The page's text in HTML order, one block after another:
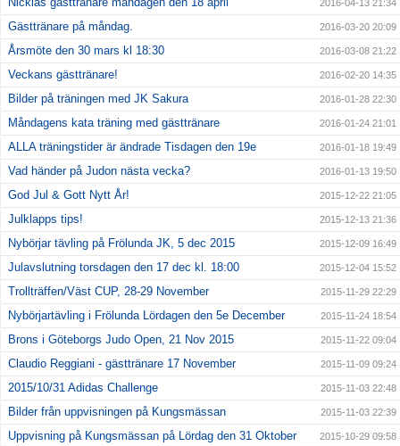
2016-04-13 21:34
Gästtränare på måndag. 2016-03-20 20:09
Årsmöte den 30 mars kl 18:30 2016-03-08 21:22
Veckans gästtränare! 2016-02-20 14:35
Bilder på träningen med JK Sakura 2016-01-28 22:30
Måndagens kata träning med gästtränare 2016-01-24 21:01
ALLA träningstider är ändrade Tisdagen den 19e 2016-01-18 19:49
Vad händer på Judon nästa vecka? 2016-01-13 19:50
God Jul & Gott Nytt År! 2015-12-22 21:05
Julklapps tips! 2015-12-13 21:36
Nybörjar tävling på Frölunda JK, 5 dec 2015 2015-12-09 16:49
Julavslutning torsdagen den 17 dec kl. 18:00 2015-12-04 15:52
Trollträffen/Väst CUP, 28-29 November 2015-11-29 22:29
Nybörjartävling i Frölunda Lördagen den 5e December 2015-11-24 18:54
Brons i Göteborgs Judo Open, 21 Nov 2015 2015-11-22 09:04
Claudio Reggiani - gästtränare 17 November 2015-11-09 09:24
2015/10/31 Adidas Challenge 2015-11-03 22:48
Bilder från uppvisningen på Kungsmässan 2015-11-03 22:39
Uppvisning på Kungsmässan på Lördag den 31 Oktober 2015-10-29 09:58